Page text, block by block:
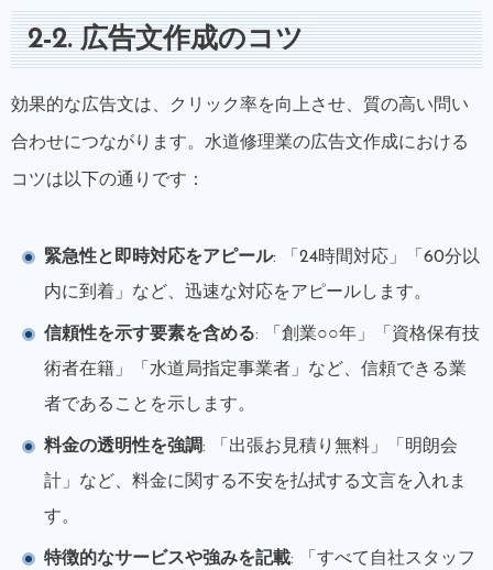
2-2. 広告文作成のコツ
効果的な広告文は、クリック率を向上させ、質の高い問い
合わせにつながります。水道修理業の広告文作成における
コツは以下の通りです：
緊急性と即時対応をアピール: 「24時間対応」「60分以
内に到着」など、迅速な対応をアピールします。
信頼性を示す要素を含める: 「創業○○年」「資格保有技
術者在籍」「水道局指定事業者」など、信頼できる業
者であることを示します。
料金の透明性を強調: 「出張お見積り無料」「明朗会
計」など、料金に関する不安を払拭する文言を入れま
す。
特徴的なサービスや強みを記載: 「すべて自社スタッフ